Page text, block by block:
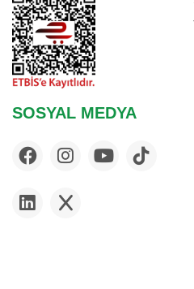
SOSYAL MEDYA